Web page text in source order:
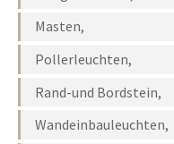
Masten,
Pollerleuchten,
Rand-und Bordstein,
Wandeinbauleuchten,